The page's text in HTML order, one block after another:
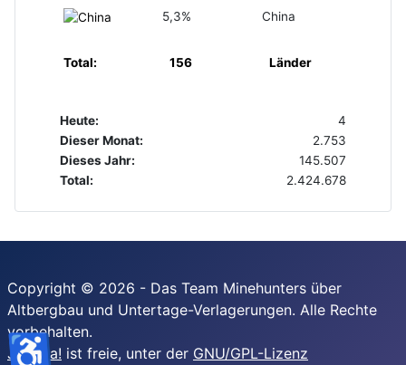
5,3%
China
Total: 156 Länder
Heute:
4
Dieser Monat:
2.753
Dieses Jahr:
145.507
Total:
2.424.678
Copyright © 2026 - Das Team Minehunters über
Altbergbau und Untertage-Verlagerungen. Alle Rechte
vorbehalten.
Joomla! ist freie, unter der GNU/GPL-Lizenz